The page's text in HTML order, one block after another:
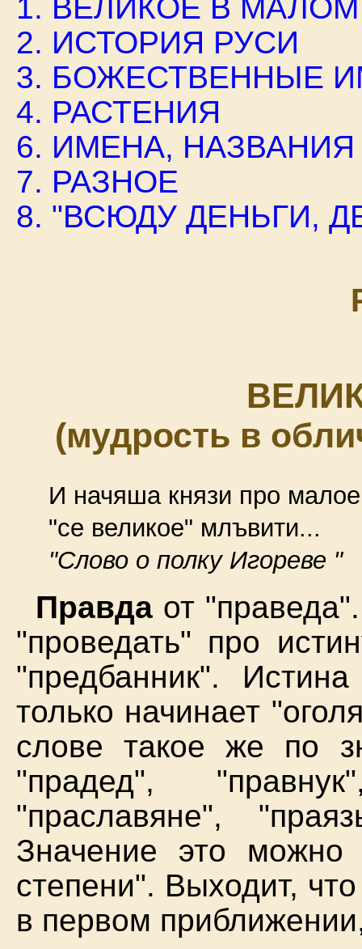
1. ВЕЛИКОЕ В МАЛОМ
2. ИСТОРИЯ РУСИ
3. БОЖЕСТВЕННЫЕ
4. РАСТЕНИЯ
6. ИМЕНА, НАЗВАНИЯ
7. РАЗНОЕ
8. "ВСЮДУ ДЕНЬГИ,
(мудрость в
И начяша князи про малое
"се великое" млъвити...
"Слово о полку Игореве "
Правда от
"проведать" про
"предбанник".
только начинает
слове такое же по
"прадед",
"праславяне",
Значение это можно
степени". Выходит,
в первом